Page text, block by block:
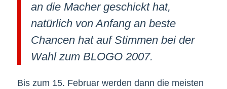
an die Macher geschickt hat,
natürlich von Anfang an beste
Chancen hat auf Stimmen bei der
Wahl zum BLOGO 2007.
Bis zum 15. Februar werden dann die meisten